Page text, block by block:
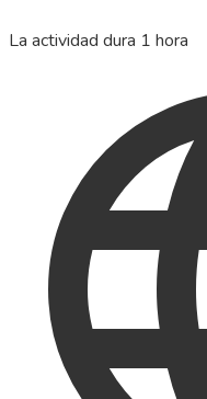
La actividad dura 1 hora